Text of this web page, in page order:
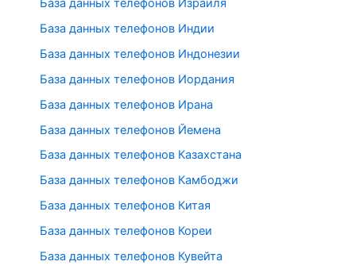
База данных телефонов Израиля
База данных телефонов Индии
База данных телефонов Индонезии
База данных телефонов Иордания
База данных телефонов Ирана
База данных телефонов Йемена
База данных телефонов Казахстана
База данных телефонов Камбоджи
База данных телефонов Китая
База данных телефонов Кореи
База данных телефонов Кувейта